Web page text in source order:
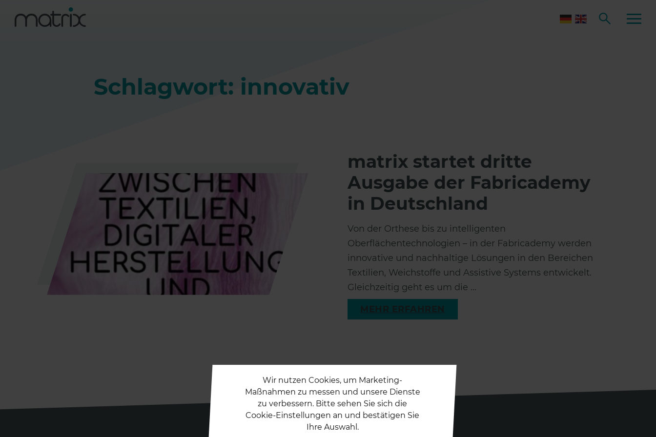
Schlagwort: innovativ
matrix startet dritte
Ausgabe der Fabricademy
in Deutschland
Von der Orthese bis zu intelligenten
Oberflächentechnologien – in der Fabricademy werden
innovative und nachhaltige Lösungen in den Bereichen
Textilien, Weichstoffe und Assistive Systems entwickelt.
Gleichzeitig geht es um die ...
Wir nutzen Cookies, um Marketing-
Maßnahmen zu messen und unsere Dienste
zu verbessern. Bitte sehen Sie sich die
Cookie-Einstellungen an und bestätigen Sie
Ihre Auswahl.